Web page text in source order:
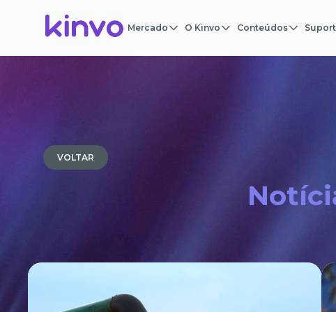
Mercado O Kinvo Conteúdos
VOLTAR